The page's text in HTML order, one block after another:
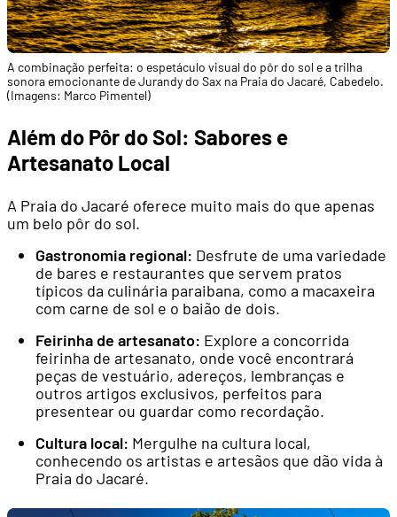
A combinação perfeita: o espetáculo visual do pôr do sol e a trilha
sonora emocionante de Jurandy do Sax na Praia do Jacaré, Cabedelo.
(Imagens: Marco Pimentel)
Além do Pôr do Sol: Sabores e
Artesanato Local
A Praia do Jacaré oferece muito mais do que apenas
um belo pôr do sol.
Gastronomia regional: Desfrute de uma variedade
de bares e restaurantes que servem pratos
típicos da culinária paraibana, como a macaxeira
com carne de sol e o baião de dois.
Feirinha de artesanato: Explore a concorrida
feirinha de artesanato, onde você encontrará
peças de vestuário, adereços, lembranças e
outros artigos exclusivos, perfeitos para
presentear ou guardar como recordação.
Cultura local: Mergulhe na cultura local,
conhecendo os artistas e artesãos que dão vida à
Praia do Jacaré.